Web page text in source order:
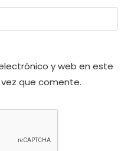
y web en este
que comente.